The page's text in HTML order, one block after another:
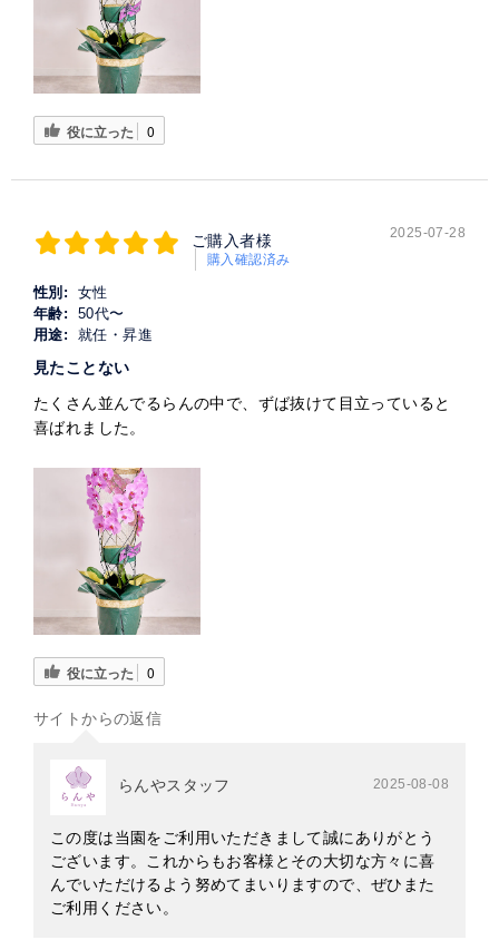
役に立った 0
ご購入者様
購入確認済み
2025-07-28
性別:
女性
年齢:
50代〜
用途:
就任・昇進
見たことない
たくさん並んでるらんの中で、ずば抜けて目立っていると
喜ばれました。
役に立った 0
サイトからの返信
らんやスタッフ 2025-08-08
この度は当園をご利用いただきまして誠にありがとう
ございます。これからもお客様とその大切な方々に喜
んでいただけるよう努めてまいりますので、ぜひまた
ご利用ください。